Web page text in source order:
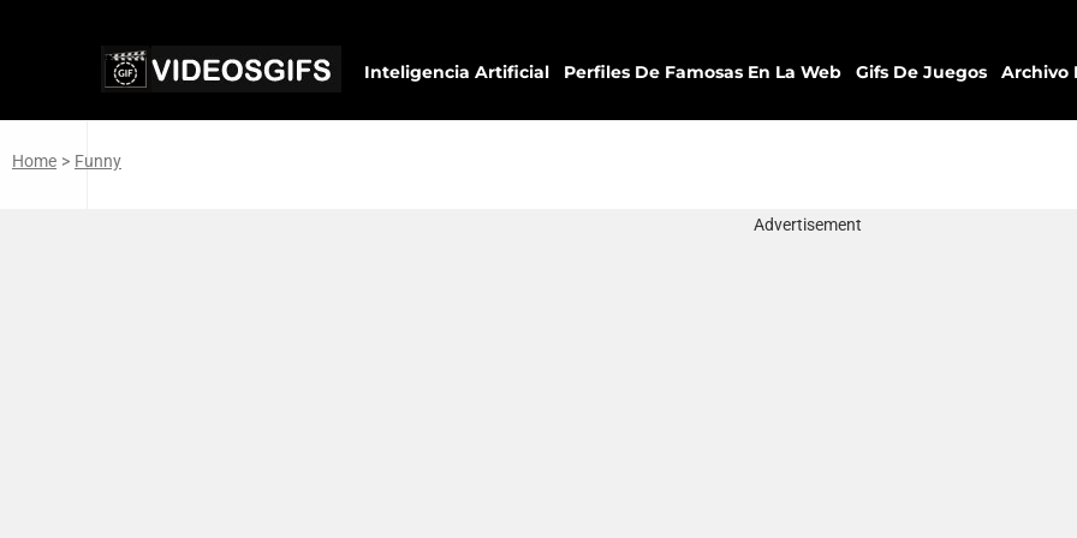
Inteligencia Artificial Perfiles De Famosas En La Web Gifs De Juegos Archivo
Home > Funny
Advertisement